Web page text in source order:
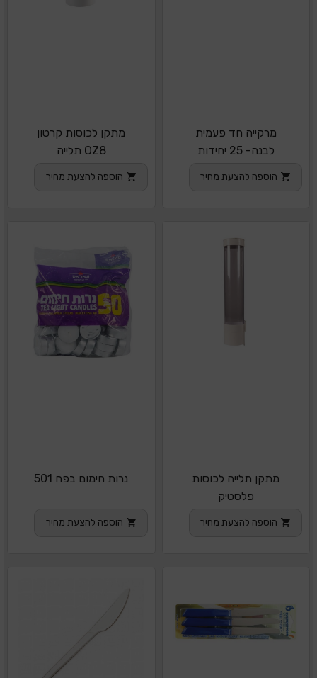
מרקייה חד פעמית
לבנה- 25 יחידות
הוספה להצעת מחיר
מתקן לכוסות קרטון
OZ8 תלייה
הוספה להצעת מחיר
מתקן תלייה לכוסות
פלסטיק
הוספה להצעת מחיר
נרות חימום בפח 501
הוספה להצעת מחיר